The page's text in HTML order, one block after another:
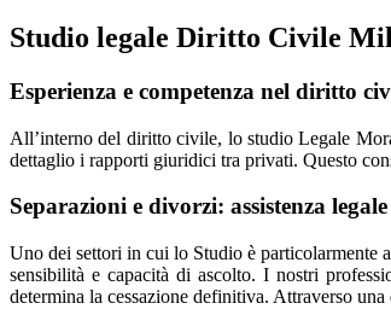
Studio legale Diritto Civile
Esperienza e competenza nel diritto
All’interno del diritto civile, lo studio Legale
dettaglio i rapporti giuridici tra privati. Questo
Separazioni e divorzi: assistenza
Uno dei settori in cui lo Studio è particolarmente
sensibilità e capacità di ascolto. I nostri
determina la cessazione definitiva. Attraverso una